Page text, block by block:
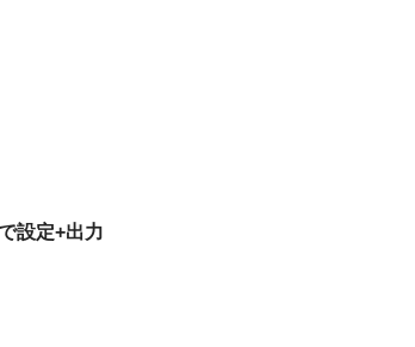
設定+出力